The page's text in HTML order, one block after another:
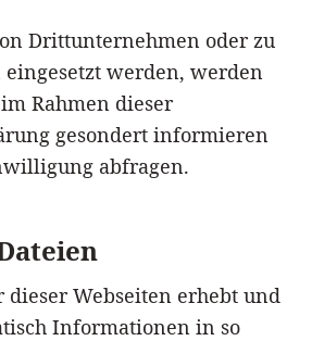
Drittunternehmen oder zu
werden, werden
Rahmen dieser
gesondert informieren
abfragen.
Webseiten erhebt und
Informationen in so